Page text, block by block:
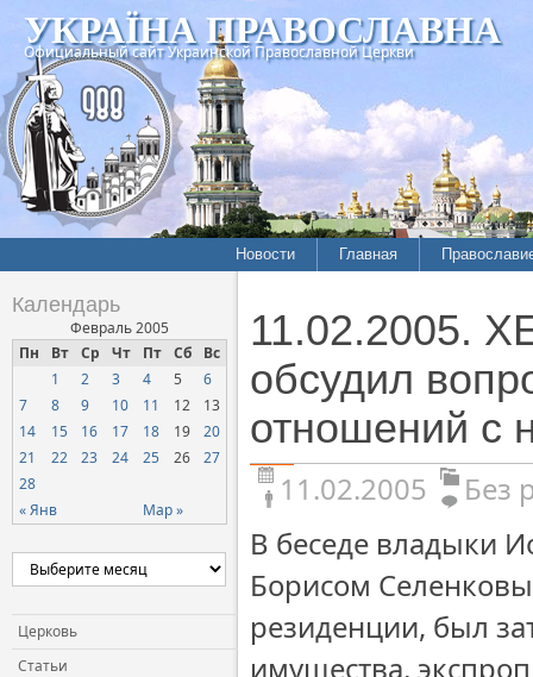
УКРАЇНА ПРАВОСЛАВНА
Официальный сайт Украинской Православной Церкви
Новости Главная
Календарь
Февраль 2005
Пн
Вт Ср Чт Пт Сб Вс
« Янв Мар »
1 2 3 4 5
6
7
8 9 10 11 12
13
14
15 16 17 18 19
20
21
22 23 24 25 26
27
28
Церковь
Статьи
11.02.2005.
обсудил
отношений с
11.02.2005
Без
В беседе владыки
Борисом
резиденции, был
имущества,